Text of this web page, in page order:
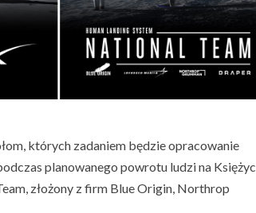
których zadaniem będzie opracowanie
planowanego powrotu ludzi na Księżyc
złożony z firm Blue Origin, Northrop